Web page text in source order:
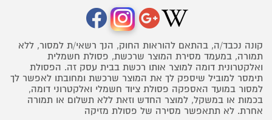
קונה נכבד/ה, בהתאם להוראות החוק, הנך רשאי/ת למסור, ללא
תמורה, במעמד מסירת המוצר שרכשת, פסולת חשמלית
ואלקטרונית דומה למוצר אותו רכשת בבית עסק זה. הפסולת
תימסר למוביל שיספק לך את המוצר שרכשת ומחובתו לאפשר לך
למסור במועד האספקה פסולת ציוד חשמלי ואלקטרוני דומה,
בכמות או במשקל, למוצר החדש וזאת ללא תשלום או תמורה
אחרת. לא תתאפשר מסירה של פסולת מזיקה